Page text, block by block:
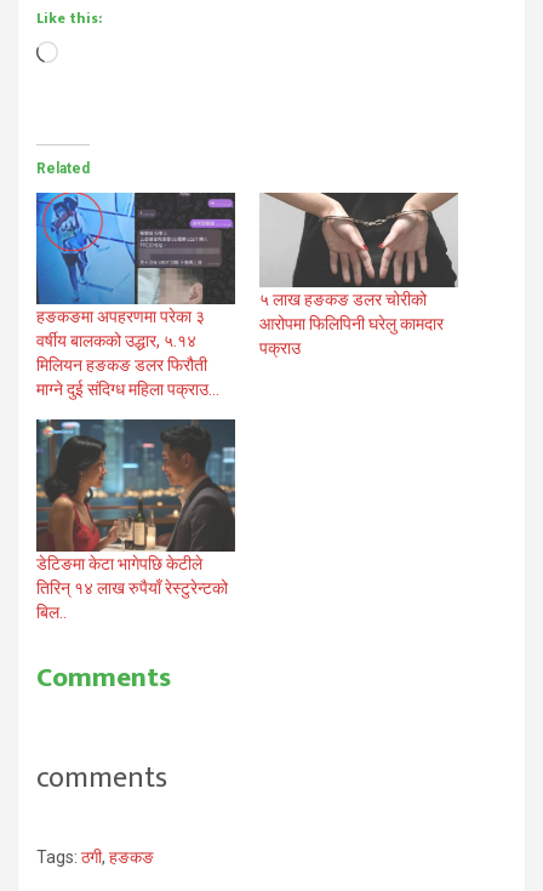
Like this:
Loading…
Related
हङकङमा अपहरणमा परेका ३
वर्षीय बालकको उद्धार, ५.१४
मिलियन हङकङ डलर फिरौती
माग्ने दुई संदिग्ध महिला पक्राउ…
५ लाख हङकङ डलर चोरीको
आरोपमा फिलिपिनी घरेलु कामदार
पक्राउ
डेटिङमा केटा भागेपछि केटीले
तिरिन् १४ लाख रुपैयाँ रेस्टुरेन्टको
बिल..
Comments
comments
Tags: ठगी, हङकङ